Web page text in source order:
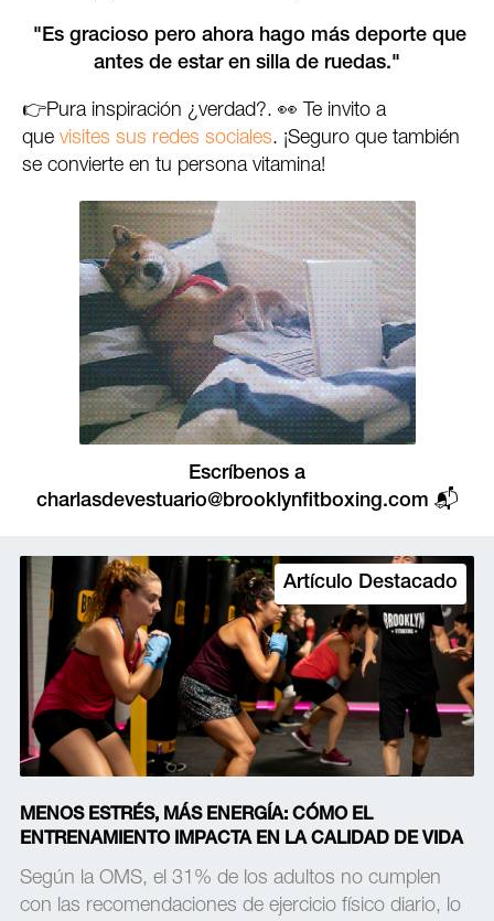
"Es gracioso pero ahora hago más deporte que
antes de estar en silla de ruedas."
👉Pura inspiración ¿verdad?. 👀 Te invito a
que visites sus redes sociales. ¡Seguro que también
se convierte en tu persona vitamina!
Escríbenos a
charlasdevestuario@brooklynfitboxing.com 📬
Artículo Destacado
MENOS ESTRÉS, MÁS ENERGÍA: CÓMO EL
ENTRENAMIENTO IMPACTA EN LA CALIDAD DE VIDA
Según la OMS, el 31% de los adultos no cumplen
con las recomendaciones de ejercicio físico diario, lo